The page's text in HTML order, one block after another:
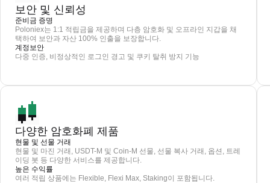
보안 및 신뢰성
준비금 증명
Poloniex는 1:1 적립금을 제공하며 다층 암호화 및 오프라인 지갑을 채
택하여 보안과 자산 100% 인출을 보장합니다.
계정보안
다중 인증, 비정상적인 로그인 경고 및 쿠키 탈취 방지 기능
다양한 암호화폐 제품
현물 및 선물 거래
현물 및 마진 거래, USDT-M 및 Coin-M 선물, 선물 복사 거래, 옵션, 트레
이딩 봇 등 다양한 서비스를 제공합니다.
높은 수익률
여러 적립 상품에는 Flexible, Flexi Max, Staking이 포함됩니다.